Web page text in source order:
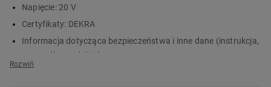
technologia: litowo-jonowa
kompatybilny z serią 20 V Max System
Napięcie: 20 V
Certyfikaty: DEKRA
Informacja dotycząca bezpieczeństwa i inne dane (instrukcja,
szczegóły produktu):
Pobierz instrukcję (PDF, 822 KB)